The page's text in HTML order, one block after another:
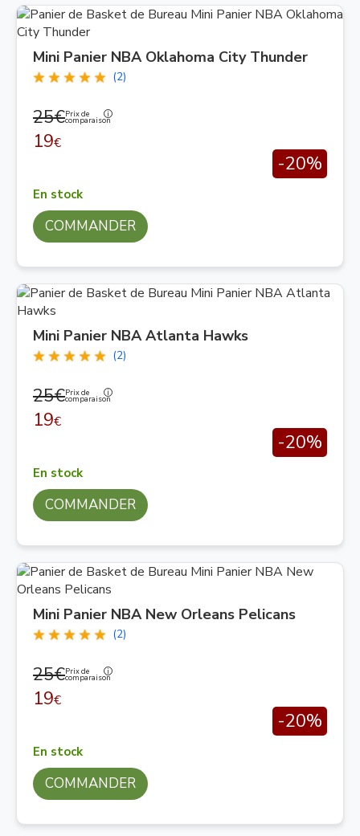
Mini Panier NBA Oklahoma City Thunder
(2)
25€Prix de
comparaison
19€
-20%
En stock
COMMANDER
Mini Panier NBA Atlanta Hawks
(2)
25€Prix de
comparaison
19€
-20%
En stock
COMMANDER
Mini Panier NBA New Orleans Pelicans
(2)
25€Prix de
comparaison
19€
-20%
En stock
COMMANDER